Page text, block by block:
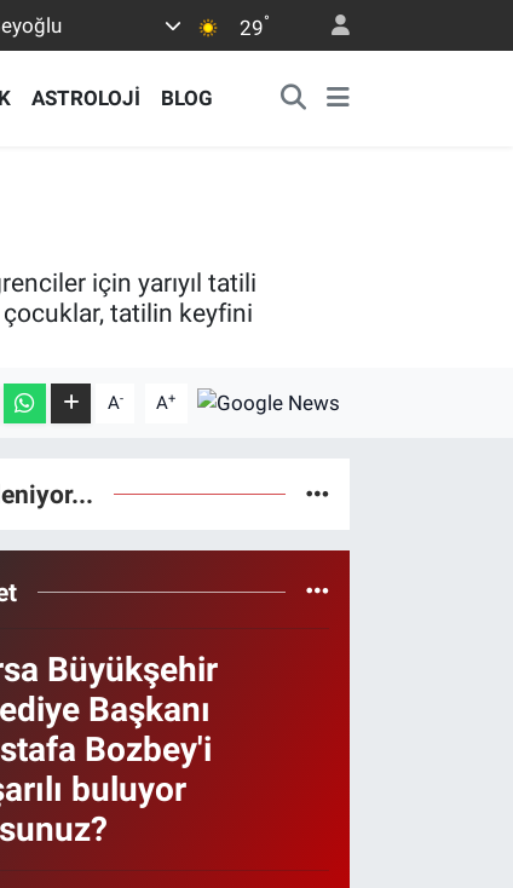
29°
ASTROLOJİ BLOG
için yarıyıl tatili
tatilin keyfini
A- A+
Büyükşehir
Başkanı
Bozbey'i
buluyor